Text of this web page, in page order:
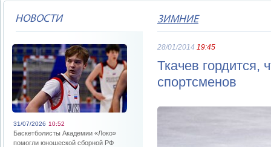
НОВОСТИ
31/07/2026 10:52
Баскетболисты Академии «Локо»
помогли юношеской сборной РФ
ЗИМНИЕ
28/01/2014 19:45
Ткачев гордится,
спортсменов